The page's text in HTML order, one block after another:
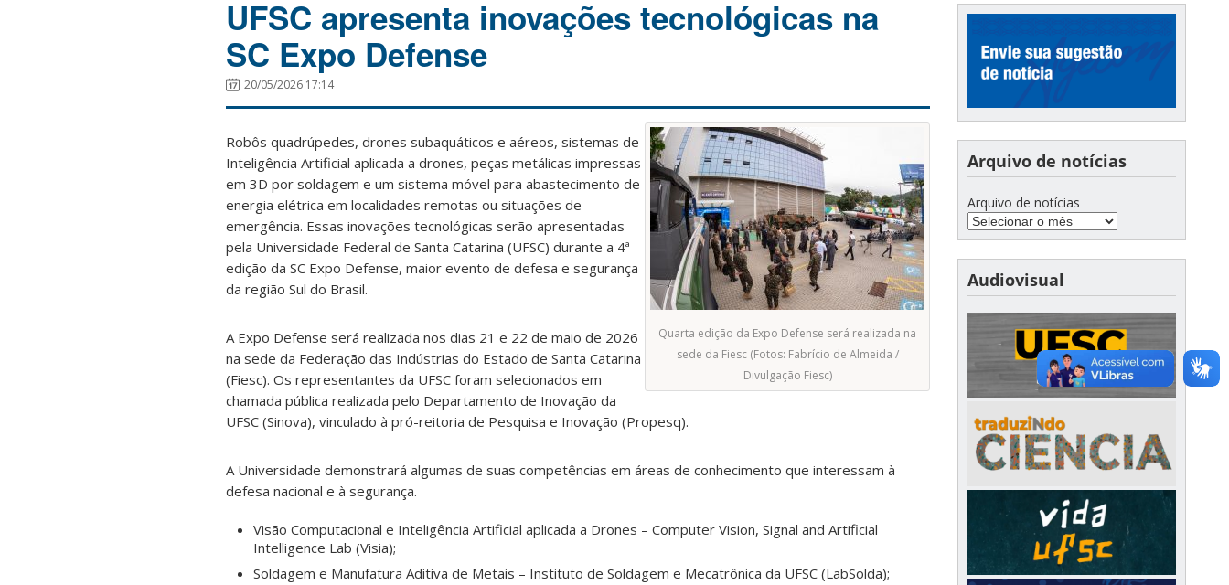
UFSC apresenta inovações tecnológicas na
SC Expo Defense
20/05/2026 17:14
Quarta edição da Expo Defense será realizada na
sede da Fiesc (Fotos: Fabrício de Almeida /
Divulgação Fiesc)
Robôs quadrúpedes, drones subaquáticos e aéreos, sistemas de
Inteligência Artificial aplicada a drones, peças metálicas impressas
em 3D por soldagem e um sistema móvel para abastecimento de
energia elétrica em localidades remotas ou situações de
emergência. Essas inovações tecnológicas serão apresentadas
pela Universidade Federal de Santa Catarina (UFSC) durante a 4ª
edição da SC Expo Defense, maior evento de defesa e segurança
da região Sul do Brasil.
A Expo Defense será realizada nos dias 21 e 22 de maio de 2026
na sede da Federação das Indústrias do Estado de Santa Catarina
(Fiesc). Os representantes da UFSC foram selecionados em
chamada pública realizada pelo Departamento de Inovação da
UFSC (Sinova), vinculado à pró-reitoria de Pesquisa e Inovação (Propesq).
A Universidade demonstrará algumas de suas competências em áreas de conhecimento que interessam à
defesa nacional e à segurança.
Visão Computacional e Inteligência Artificial aplicada a Drones – Computer Vision, Signal and Artificial
Intelligence Lab (Visia);
Soldagem e Manufatura Aditiva de Metais – Instituto de Soldagem e Mecatrônica da UFSC (LabSolda);
Arquivo de notícias
Arquivo de notícias
Audiovisual